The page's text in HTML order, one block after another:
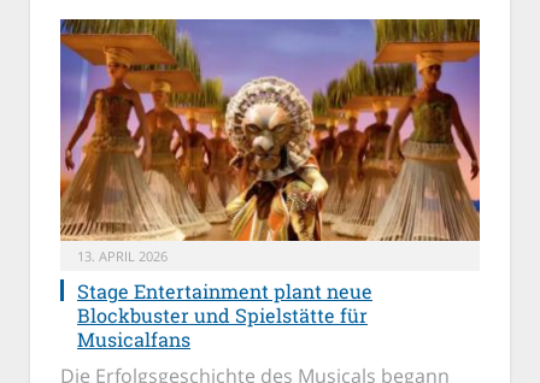
13. APRIL 2026
Stage Entertainment plant neue
Blockbuster und Spielstätte für
Musicalfans
Die Erfolgsgeschichte des Musicals begann